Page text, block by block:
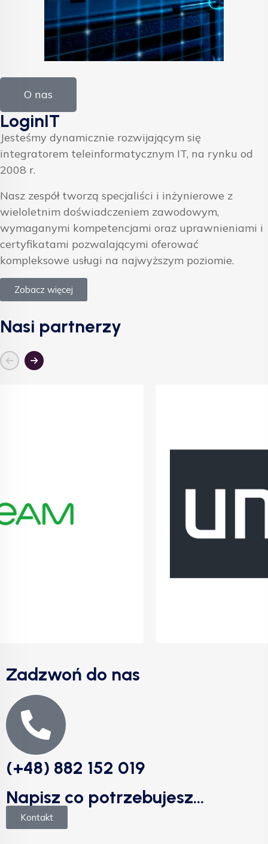
O nas
LoginIT
Jesteśmy dynamicznie rozwijającym się
integratorem teleinformatycznym IT, na rynku od
2008 r.
Nasz zespół tworzą specjaliści i inżynierowe z
wieloletnim doświadczeniem zawodowym,
wymaganymi kompetencjami oraz uprawnieniami i
certyfikatami pozwalającymi oferować
kompleksowe usługi na najwyższym poziomie.
Zobacz więcej
Nasi partnerzy
Zadzwoń do nas
(+48) 882 152 019
Napisz co potrzebujesz...
Kontakt